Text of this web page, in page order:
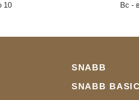
10
Вс -
SNABB
SNABB BASIC